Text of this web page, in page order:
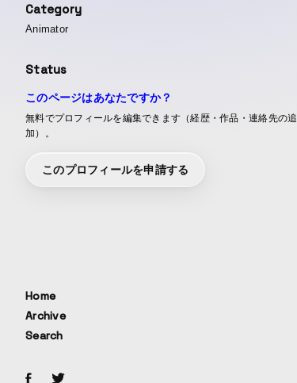
Category
Animator
Status
このページはあなたですか？
無料でプロフィールを編集できます（経歴・作品・連絡先の追
加）。
このプロフィールを申請する
Home
Archive
Search